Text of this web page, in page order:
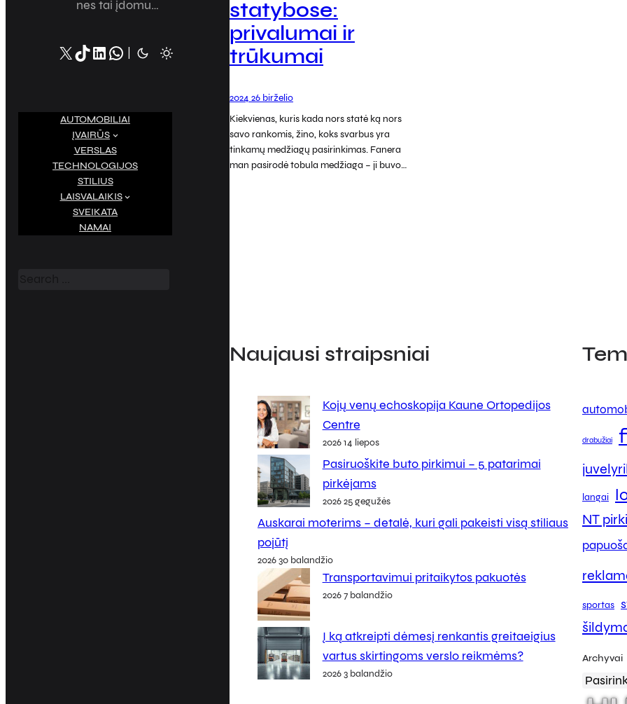
nes tai įdomu…
X TikTok LinkedIn WhatsApp
AUTOMOBILIAI
ĮVAIRŪS
VERSLAS
TECHNOLOGIJOS
STILIUS
LAISVALAIKIS
SVEIKATA
NAMAI
statybose:
privalumai ir
trūkumai
2024 26 birželio
Kiekvienas, kuris kada nors statė ką nors
savo rankomis, žino, koks svarbus yra
tinkamų medžiagų pasirinkimas. Fanera
man pasirodė tobula medžiaga – ji buvo…
Naujausi straipsniai
Kojų venų echoskopija Kaune Ortopedijos
Centre
2026 14 liepos
Pasiruoškite buto pirkimui – 5 patarimai
pirkėjams
2026 25 gegužės
Auskarai moterims – detalė, kuri gali pakeisti visą stiliaus
pojūtį
2026 30 balandžio
Transportavimui pritaikytos pakuotės
2026 7 balandžio
Į ką atkreipti dėmesį renkantis greitaeigius
vartus skirtingoms verslo reikmėms?
2026 3 balandžio
drabužiai
langai
NT
sportas
Archyvai